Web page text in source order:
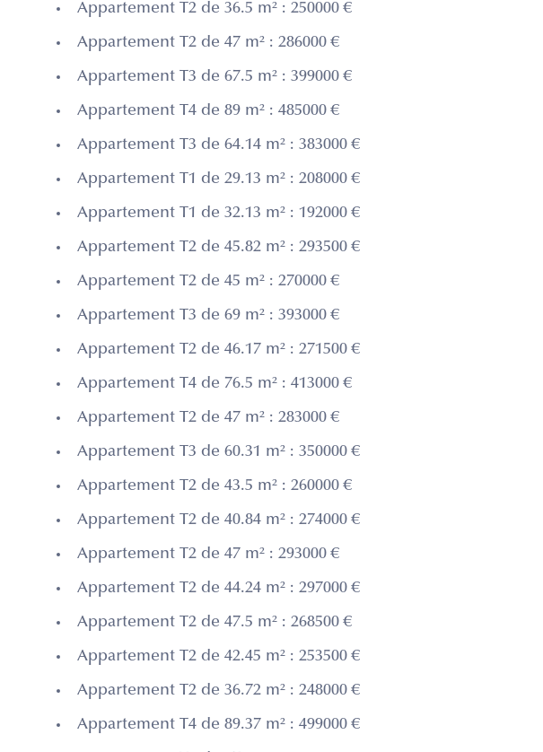
Appartement T2 de 36.5 m² : 250000 €
Appartement T2 de 47 m² : 286000 €
Appartement T3 de 67.5 m² : 399000 €
Appartement T4 de 89 m² : 485000 €
Appartement T3 de 64.14 m² : 383000 €
Appartement T1 de 29.13 m² : 208000 €
Appartement T1 de 32.13 m² : 192000 €
Appartement T2 de 45.82 m² : 293500 €
Appartement T2 de 45 m² : 270000 €
Appartement T3 de 69 m² : 393000 €
Appartement T2 de 46.17 m² : 271500 €
Appartement T4 de 76.5 m² : 413000 €
Appartement T2 de 47 m² : 283000 €
Appartement T3 de 60.31 m² : 350000 €
Appartement T2 de 43.5 m² : 260000 €
Appartement T2 de 40.84 m² : 274000 €
Appartement T2 de 47 m² : 293000 €
Appartement T2 de 44.24 m² : 297000 €
Appartement T2 de 47.5 m² : 268500 €
Appartement T2 de 42.45 m² : 253500 €
Appartement T2 de 36.72 m² : 248000 €
Appartement T4 de 89.37 m² : 499000 €